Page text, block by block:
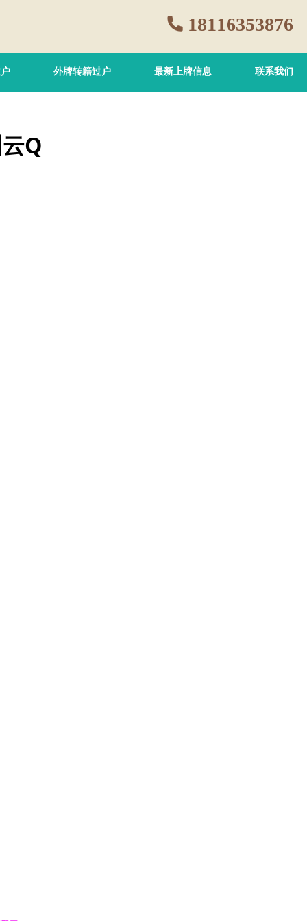
18116353876
外牌转籍过户 最新上牌信息 联系我们
Q